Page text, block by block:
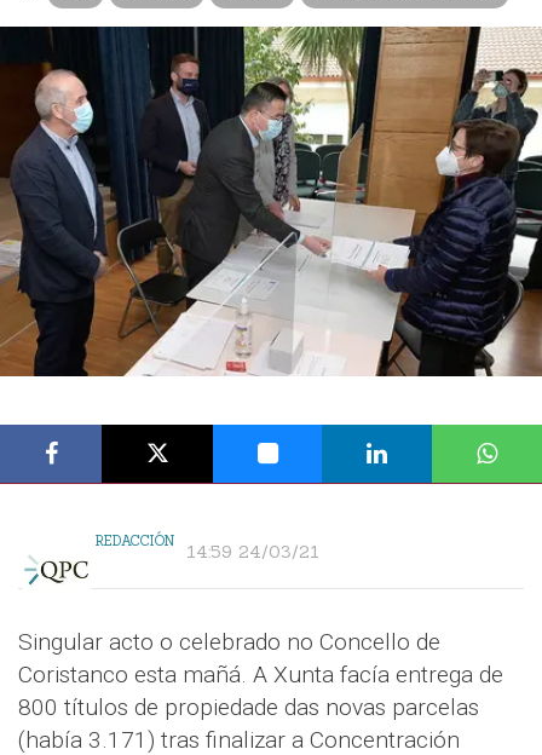
REDACCIÓN 14:59 24/03/21
Singular acto o celebrado no Concello de
Coristanco esta mañá. A Xunta facía entrega de
800 títulos de propiedade das novas parcelas
(había 3.171) tras finalizar a Concentración